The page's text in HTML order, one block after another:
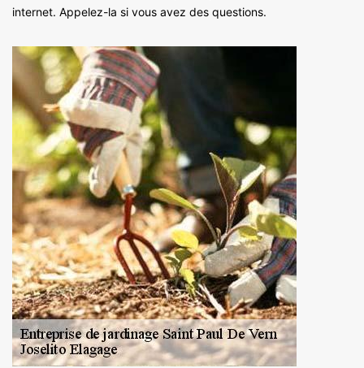
internet. Appelez-la si vous avez des questions.